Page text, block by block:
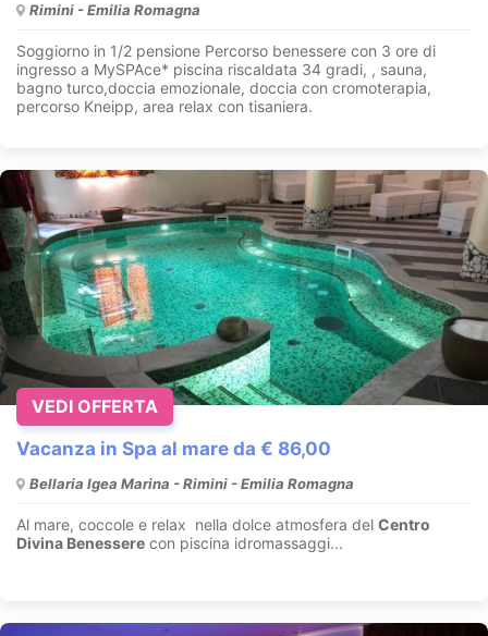
Rimini - Emilia Romagna
Soggiorno in 1/2 pensione Percorso benessere con 3 ore di
ingresso a MySPAce* piscina riscaldata 34 gradi, , sauna,
bagno turco,doccia emozionale, doccia con cromoterapia,
percorso Kneipp, area relax con tisaniera.
Vacanza in Spa al mare da € 86,00
Bellaria Igea Marina - Rimini - Emilia Romagna
Al mare, coccole e relax nella dolce atmosfera del Centro
Divina Benessere con piscina idromassaggi...
VEDI OFFERTA